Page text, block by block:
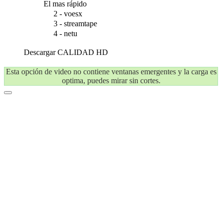
El mas rápido
2 - voesx
3 - streamtape
4 - netu
DescargarCALIDAD HD
Esta opción de video no contiene ventanas emergentes y la carga es
optima, puedes mirar sin cortes.